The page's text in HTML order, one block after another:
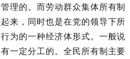
理的。而劳动群众集体所有制
来，同时也是在党的领导下所
为的一种经济体形式。一般说
一定分工的。全民所有制主要